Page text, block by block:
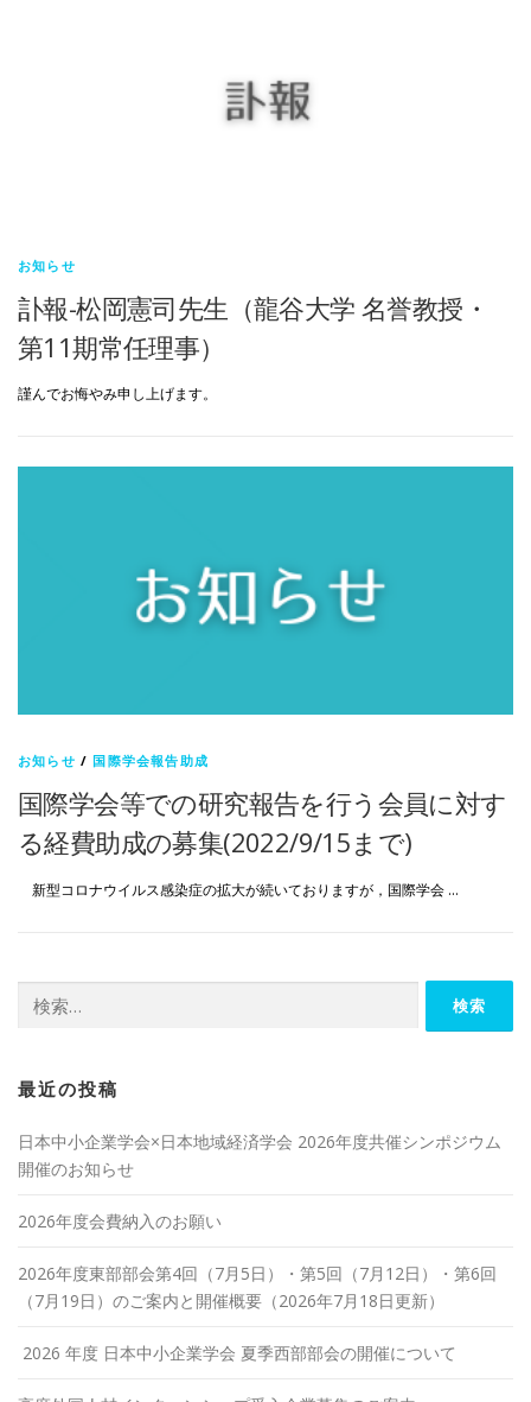
お知らせ
訃報-松岡憲司先生（龍谷大学 名誉教授・
第11期常任理事）
謹んでお悔やみ申し上げます。
お知らせ /国際学会報告助成
国際学会等での研究報告を行う会員に対す
る経費助成の募集(2022/9/15まで)
新型コロナウイルス感染症の拡大が続いておりますが，国際学会 …
索:
最近の投稿
日本中小企業学会×日本地域経済学会 2026年度共催シンポジウム
開催のお知らせ
2026年度会費納入のお願い
2026年度東部部会第4回（7月5日）・第5回（7月12日）・第6回
（7月19日）のご案内と開催概要（2026年7月18日更新）
2026 年度 日本中小企業学会 夏季西部部会の開催について